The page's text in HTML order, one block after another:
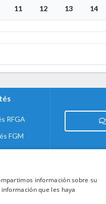
11 12 13 14
RFGA
FGM
información sobre su
que les haya